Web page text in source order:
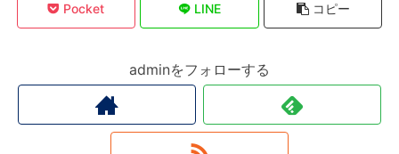
Pocket LINE コピー
adminをフォローする